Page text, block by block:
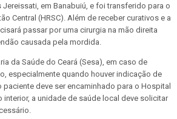
em Banabuiú, e foi transferido para o
Central (HRSC). Além de receber curativos e a
passar por uma cirurgia na mão direita
causada pela mordida.
da Saúde do Ceará (Sesa), em caso de
especialmente quando houver indicação de
deve ser encaminhado para o Hospital
interior, a unidade de saúde local deve solicitar